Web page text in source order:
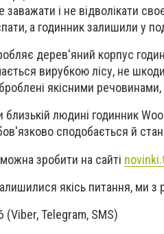
заважати і не відволікати
а годинник залишили у
дерев'яний корпус
вирубкою лісу, не
якісними
людині годинник
сподобається й
зробити на сайті
якісь питання, ми з
(Viber, Telegram, SMS)